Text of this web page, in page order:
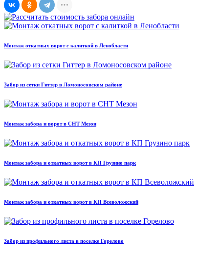
Монтаж откатных ворот с калиткой в Ленобласти
Забор из сетки Гиттер в Ломоносовском районе
Монтаж забора и ворот в СНТ Мезон
Монтаж забора и откатных ворот в КП Грузино парк
Монтаж забора и откатных ворот в КП Всеволожский
Забор из профильного листа в поселке Горелово